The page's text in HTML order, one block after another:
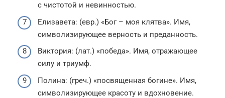
с чистотой и невинностью.
Елизавета: (евр.) «Бог – моя клятва». Имя,
символизирующее верность и преданность.
Виктория: (лат.) «победа». Имя, отражающее
силу и триумф.
Полина: (греч.) «посвященная богине». Имя,
символизирующее красоту и вдохновение.